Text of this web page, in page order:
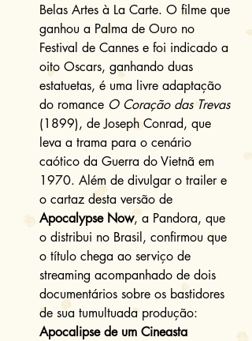
Belas Artes à La Carte. O filme que
ganhou a Palma de Ouro no
Festival de Cannes e foi indicado a
oito Oscars, ganhando duas
estatuetas, é uma livre adaptação
do romance O Coração das Trevas
(1899), de Joseph Conrad, que
leva a trama para o cenário
caótico da Guerra do Vietnã em
1970. Além de divulgar o trailer e
o cartaz desta versão de
Apocalypse Now, a Pandora, que
o distribui no Brasil, confirmou que
o título chega ao serviço de
streaming acompanhado de dois
documentários sobre os bastidores
de sua tumultuada produção:
Apocalipse de um Cineasta